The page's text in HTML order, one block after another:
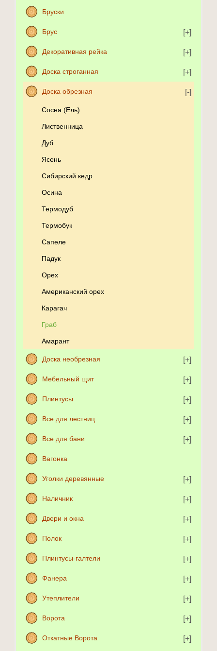
Бруски
Брус
Декоративная рейка
Доска строганная
Доска обрезная
Сосна (Ель)
Лиственница
Дуб
Ясень
Сибирский кедр
Осина
Термодуб
Термобук
Сапеле
Падук
Орех
Американский орех
Карагач
Граб
Амарант
Доска необрезная
Мебельный щит
Плинтусы
Все для лестниц
Все для бани
Вагонка
Уголки деревянные
Наличник
Двери и окна
Полок
Плинтусы-галтели
Фанера
Утеплители
Ворота
Откатные Ворота